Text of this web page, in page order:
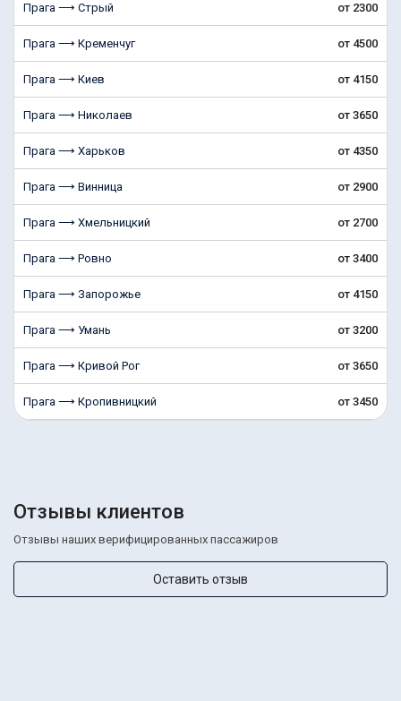
Прага ⟶ Стрый от 2300
Прага ⟶ Кременчуг от 4500
Прага ⟶ Киев от 4150
Прага ⟶ Николаев от 3650
Прага ⟶ Харьков от 4350
Прага ⟶ Винница от 2900
Прага ⟶ Хмельницкий от 2700
Прага ⟶ Ровно от 3400
Прага ⟶ Запорожье от 4150
Прага ⟶ Умань от 3200
Прага ⟶ Кривой Рог от 3650
Прага ⟶ Кропивницкий от 3450
Отзывы клиентов
Отзывы наших верифицированных пассажиров
Оставить отзыв